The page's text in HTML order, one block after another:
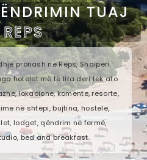
TUAJ
REPS
pronash në Reps, Shqipëri.
hotelet më të lira deri tek ato
lokacione, komente, resorte,
në shtëpi, bujtina, hostele,
lodget, qëndrim në fermë,
bed and breakfast.